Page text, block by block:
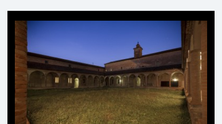
Ti
può
interessare